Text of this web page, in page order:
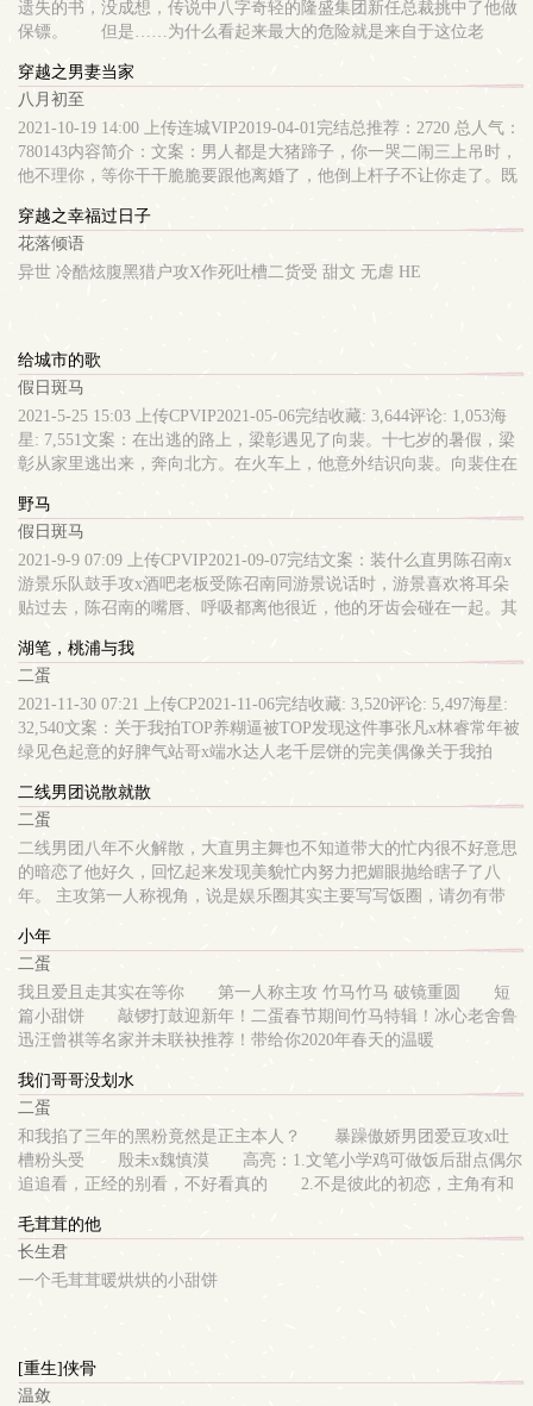
样？？？后来…所有人人都沦为了大型真香现场…这是一个万人迷大
佬在逃生世界轻松谈恋爱的故事…双重生，两人都是暗恋…精分控制
场。内容标签： 灵异神怪 重生 无限流 甜文
遗失的书，没成想，传说中八字奇轻的隆盛集团新任总裁挑中了他做
保镖。 但是……为什么看起来最大的危险就是来自于这位老
相。 它会比无知更令人难过，甚至会误导你，煽动你，引你走上
歧途。 蛇精病版文案： 付宗明：“给我个机会，以前是我身
不由己，这辈子我想当一个好人。” 顾苏：“行，你去问阎王，看
他同不同意你重新做人。” 轮转王：“这门亲事我同意了。” 顾
苏：“……”不，我们并没有问这个问题！ 前世今生，1VS1 弇
山 ，乃纪名迹于弇山之石，而树之槐，眉曰:“西王母之山。”
穿越之男妻当家
八月初至
2021-10-19 14:00 上传连城VIP2019-04-01完结总推荐：2720 总人气：
780143内容简介：文案：男人都是大猪蹄子，你一哭二闹三上吊时，
他不理你，等你干干脆脆要跟他离婚了，他倒上杆子不让你走了。既
家长里短过日子，发家致富生孩子。关键字：穿越之男妻当家，八月
初至，穿越，强强原文链接：
穿越之幸福过日子
花落倾语
异世 冷酷炫腹黑猎户攻X作死吐槽二货受 甜文 无虐 HE
给城市的歌
假日斑马
2021-5-25 15:03 上传CPVIP2021-05-06完结收藏: 3,644评论: 1,053海
星: 7,551文案：在出逃的路上，梁彰遇见了向裴。十七岁的暑假，梁
彰从家里逃出来，奔向北方。在火车上，他意外结识向裴。向裴住在
者”，代表他们都无法在这个城市真正扎根。向裴喜欢皇后乐队，MP3
里大多数是他们的歌。向裴喜欢摩托，梁彰喜欢搂着他的腰，奔驰在
公路上。梁彰最希望向裴喜欢他。他们在酒吧后巷阴暗的角落接吻，
听“加州旅馆”，约定以后一定要一起去加州看看。可加州那么远，现
实把他们折磨得体无完肤。梁彰却想，爱总能抵抗一切的。——外冷
中坏孩子的青春和梦想的故事，很莽撞也很酸涩，涉及乐队其他成员
的故事。文中城市架空。
野马
假日斑马
2021-9-9 07:09 上传CPVIP2021-09-07完结文案：装什么直男陈召南x
游景乐队鼓手攻x酒吧老板受陈召南同游景说话时，游景喜欢将耳朵
贴过去，陈召南的嘴唇、呼吸都离他很近，他的牙齿会碰在一起。其
是这件事上他得承认，他用了小小的心机。暗恋让他没办法，陈召南
让他没办法。攻有很多女性前任，不开窍，受有只走肾的关系（之前
是top）强受年下竹马，插叙（过去章节的卷名称前有·） 强强 年下
HE 暗恋
湖笔，桃浦与我
二蛋
2021-11-30 07:21 上传CP2021-11-06完结收藏: 3,520评论: 5,497海星:
32,540文案：关于我拍TOP养糊逼被TOP发现这件事张凡x林睿常年被
绿见色起意的好脾气站哥x端水达人老千层饼的完美偶像关于我拍
方的脸，果断答应。兄弟们，你们说我做的对吗第一人称 娱乐圈
二线男团说散就散
二蛋
二线男团八年不火解散，大直男主舞也不知道带大的忙内很不好意思
的暗恋了他好久，回忆起来发现美貌忙内努力把媚眼抛给瞎子了八
年。 主攻第一人称视角，说是娱乐圈其实主要写写饭圈，请勿有带
小年
二蛋
我且爱且走其实在等你 第一人称主攻 竹马竹马 破镜重圆 短
篇小甜饼 敲锣打鼓迎新年！二蛋春节期间竹马特辑！冰心老舍鲁
迅汪曾祺等名家并未联袂推荐！带给你2020年春天的温暖
我们哥哥没划水
二蛋
和我掐了三年的黑粉竟然是正主本人？ 暴躁傲娇男团爱豆攻x吐
槽粉头受 殷未x魏慎漠 高亮：1.文笔小学鸡可做饭后甜点偶尔
追追看，正经的别看，不好看真的 2.不是彼此的初恋，主角有和
不是无聊别看 4.不喜欢不要在评论区留言，给我留个面子，谢
谢 风暴成员划水遭全网黑，粉头每日洗白，正主开小号下场说自
己是真划水，两人遂掐。 这是一个本来不想做偶像天天划水开小
毛茸茸的他
长生君
一个毛茸茸暖烘烘的小甜饼
[重生]侠骨
温敛